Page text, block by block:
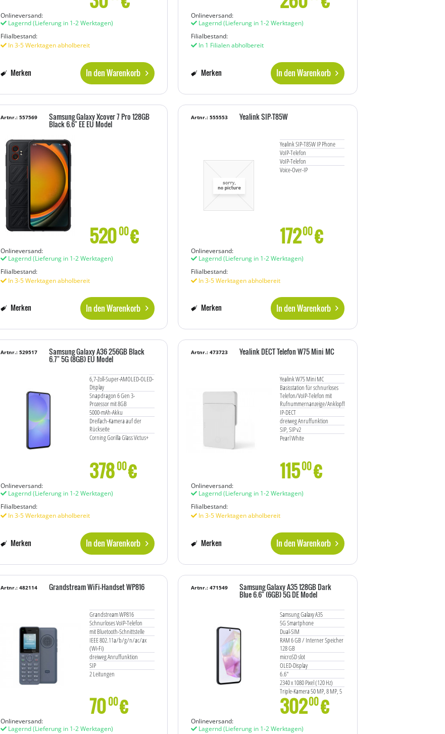
Onlineversand:
Lagernd(Lieferung in 1-2 Werktagen)
Filialbestand:
In 3-5 Werktagen abholbereit
In den Warenkorb
Merken
Onlineversand:
Lagernd(Lieferung in 1-2 Werktagen)
Filialbestand:
In 1 Filialen abholbereit
In den Warenkorb
Merken
Samsung Galaxy Xcover 7 Pro 128GB
Black 6.6" EE EU Model
Artnr.: 557569
52000€
Onlineversand:
Lagernd(Lieferung in 1-2 Werktagen)
Filialbestand:
In 3-5 Werktagen abholbereit
In den Warenkorb
Merken
Yealink SIP-T85W
Yealink SIP-T85W IP Phone
VoIP-Telefon
VoIP-Telefon
Voice-Over-IP
Artnr.: 555553
17200€
Onlineversand:
Lagernd(Lieferung in 1-2 Werktagen)
Filialbestand:
In 3-5 Werktagen abholbereit
In den Warenkorb
Merken
Samsung Galaxy A36 256GB Black
6.7" 5G (8GB) EU Model
6,7-Zoll-Super-AMOLED-OLED-
Display
Snapdragon 6 Gen 3-
Prozessor mit 8GB
5000-mAh-Akku
Dreifach-Kamera auf der
Rückseite
Corning Gorilla Glass Victus+
Artnr.: 529517
37800€
Onlineversand:
Lagernd(Lieferung in 1-2 Werktagen)
Filialbestand:
In 3-5 Werktagen abholbereit
In den Warenkorb
Merken
Yealink DECT Telefon W75 Mini MC
Yealink W75 Mini MC
Basisstation für schnurloses
Telefon/VoIP-Telefon mit
Rufnummernanzeige/Anklopffunktion
IP-DECT
dreiweg Anruffunktion
SIP, SIP v2
Pearl White
Artnr.: 473723
11500€
Onlineversand:
Lagernd(Lieferung in 1-2 Werktagen)
Filialbestand:
In 3-5 Werktagen abholbereit
In den Warenkorb
Merken
Grandstream WiFi-Handset WP816
Grandstream WP816
Schnurloses VoIP-Telefon
mit Bluetooth-Schnittstelle
IEEE 802.11a/b/g/n/ac/ax
(Wi-Fi)
dreiweg Anruffunktion
SIP
2 Leitungen
Artnr.: 482114
7000€
Onlineversand:
Lagernd(Lieferung in 1-2 Werktagen)
Samsung Galaxy A35 128GB Dark
Blue 6.6" (6GB) 5G DE Model
Samsung Galaxy A35
5G Smartphone
Dual-SIM
RAM 6 GB / Interner Speicher
128 GB
microSD slot
OLED-Display
6.6"
2340 x 1080 Pixel (120 Hz)
Triple-Kamera 50 MP, 8 MP, 5
MP
front camera 13 MP
awesome navy
Artnr.: 471549
30200€
Onlineversand:
Lagernd(Lieferung in 1-2 Werktagen)